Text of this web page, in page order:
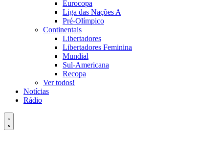
Eurocopa
Liga das Nações A
Pré-Olímpico
Continentais
Libertadores
Libertadores Feminina
Mundial
Sul-Americana
Recopa
Ver todos!
Notícias
Rádio